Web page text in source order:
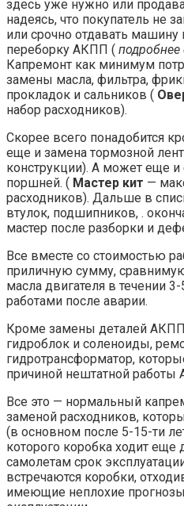
здесь уже нужно или
надеясь, что покупатель не
или срочно отдавать машину
переборку АКПП (
Капремонт как минимум
замены масла, фильтра,
прокладок и сальников (
набор расходников).
Скорее всего понадобится
еще и замена тормозной
конструкции). А может еще и
поршней. ( Мастер кит —
расходников). Дальше в
втулок, подшипников, .
мастер после разборки и
Все вместе со стоимостью
приличную сумму,
масла двигателя в течении
работами после аварии.
Кроме замены деталей АКПП
гидроблок и соленоиды,
гидротрансформатор,
причиной нештатной работы
Все это — нормальный
заменой расходников,
(в основном после 5-15-ти
которого коробка ходит еще
самолетам срок
встречаются коробки,
имеющие неплохие